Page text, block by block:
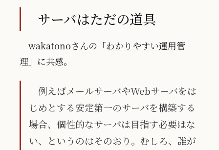
サーバはただの道具
wakatonoさんの「わかりやすい運用管
理 」に共感。
例えばメールサーバやWebサーバをは
じめとする安定第一のサーバを構築する
場合、個性的なサーバは目指す必要はな
い、というのはそのおり。むしろ、誰が